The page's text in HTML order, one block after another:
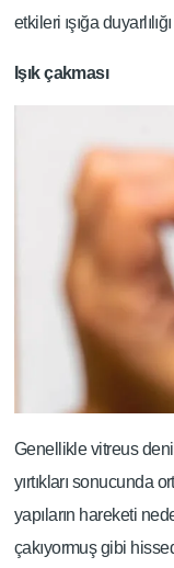
etkileri ışığa
Işık çakması
Genellikle vitreus
yırtıkları sonucunda
yapıların hareketi
çakıyormuş gibi